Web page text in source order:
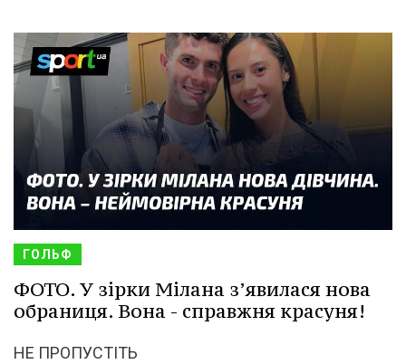
ГОЛЬФ
ФОТО. У зірки Мілана з’явилася нова
обраниця. Вона - справжня красуня!
НЕ ПРОПУСТІТЬ